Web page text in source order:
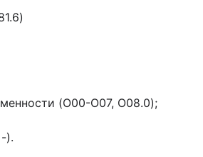
(O00-O07, O08.0);
).